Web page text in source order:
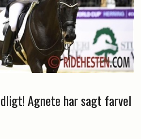
Agnete har sagt farvel